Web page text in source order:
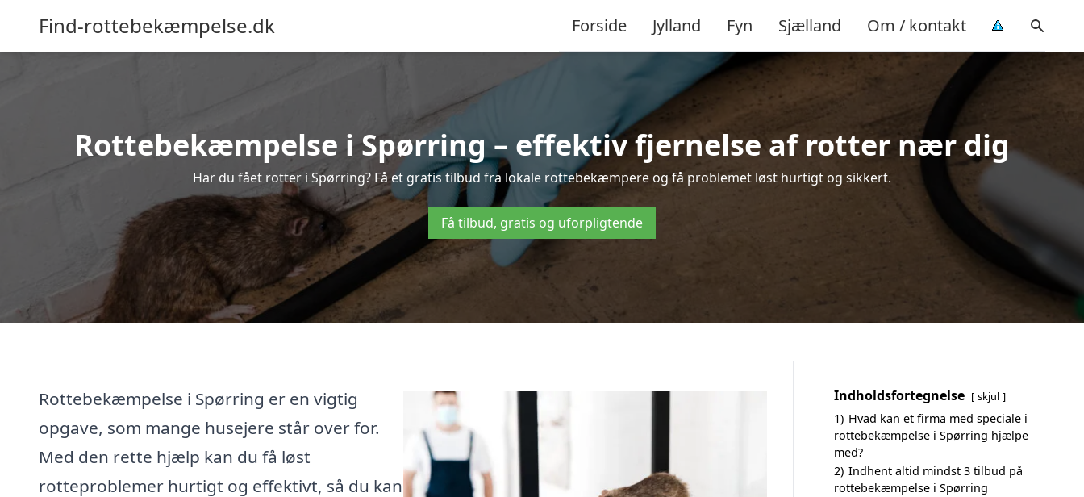
Find-rottebekæmpelse.dk Forside Jylland Fyn Sjælland Om / kontakt
Rottebekæmpelse i Spørring – effektiv fjernelse af rotter nær dig
Har du fået rotter i Spørring? Få et gratis tilbud fra lokale rottebekæmpere og få problemet løst hurtigt og sikkert.
Få tilbud, gratis og uforpligtende
Rottebekæmpelse i Spørring er en vigtig
opgave, som mange husejere står over for.
Med den rette hjælp kan du få løst
rotteproblemer hurtigt og effektivt, så du kan
Indholdsfortegnelse skjul
1) Hvad kan et firma med speciale i
rottebekæmpelse i Spørring hjælpe
med?
2) Indhent altid mindst 3 tilbud på
rottebekæmpelse i Spørring